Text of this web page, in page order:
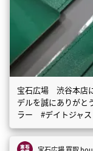
宝石広場 渋谷本店
デルを誠にありが
ラー #デイトジャス
宝石広場 買取